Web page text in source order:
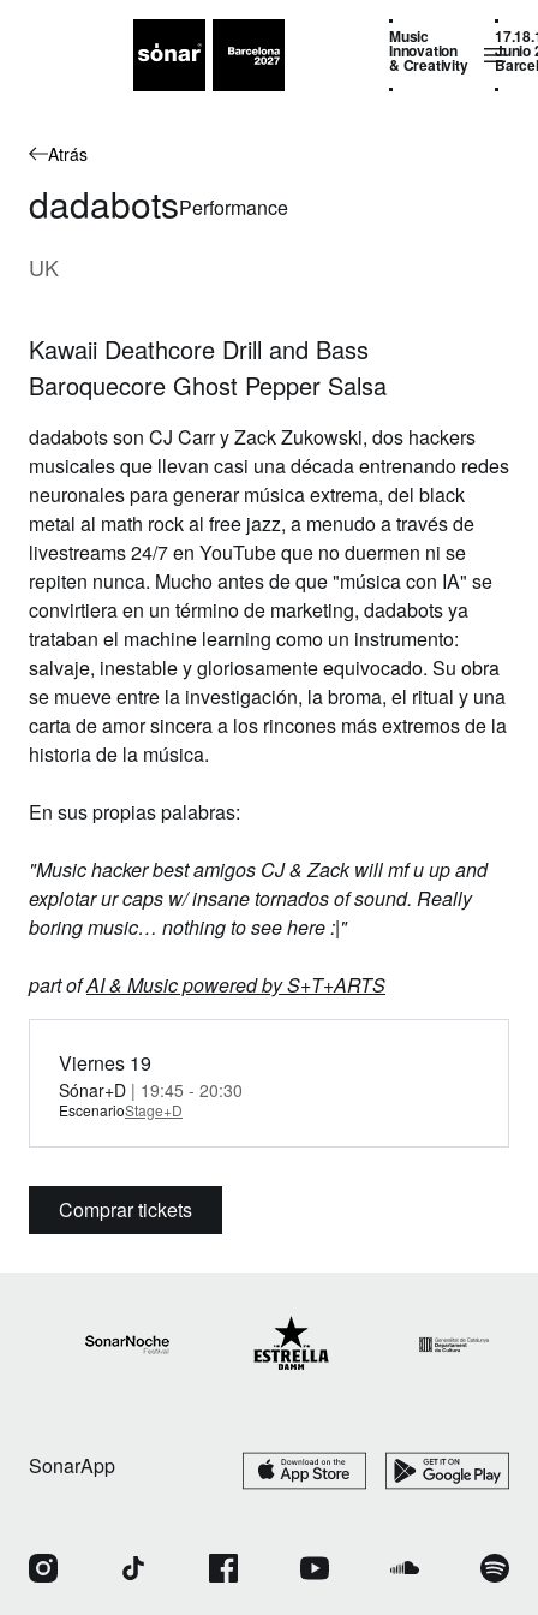
Music
Innovation
& Creativity
Junio
Atrás
dadabotsPerformance
UK
Kawaii Deathcore Drill and Bass
Baroquecore Ghost Pepper Salsa
dadabotsson CJ Carr y Zack Zukowski, dos hackers
musicales que llevan casi una década entrenando redes
neuronales para generar música extrema, del black
metal al math rock al free jazz, a menudo a través de
livestreams 24/7 en YouTube que no duermen ni se
repiten nunca. Mucho antes de que "música con IA" se
convirtiera en un término de marketing, dadabots ya
trataban el machine learning como un instrumento:
salvaje, inestable y gloriosamente equivocado. Su obra
se mueve entre la investigación, la broma, el ritual y una
carta de amor sincera a los rincones más extremos de la
historia de la música.
En sus propias palabras:
"Music hacker best amigos CJ & Zack will mf u up and
explotar ur caps w/ insane tornados of sound. Really
boring music… nothing to see here :|"
part ofAI & Music powered by S+T+ARTS
Viernes 19
Sónar+D | 19:45 - 20:30
EscenarioStage+D
Comprar tickets
SonarApp